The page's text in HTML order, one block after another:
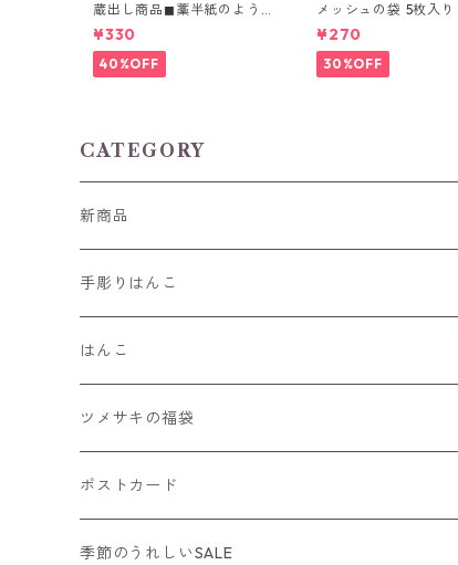
蔵出し商品◼︎藁半紙のような
風合い 「ちいさな手紙」4
種
¥330
40%OFF
メッシュの袋 5枚入り
¥270
30%OFF
CATEGORY
新商品
手彫りはんこ
はんこ
手帳におすすめ
年賀状にもおすすめ
猫はんこ
ツメサキの福袋
ポストカード
ニューイヤーカード
季節のうれしいSALE